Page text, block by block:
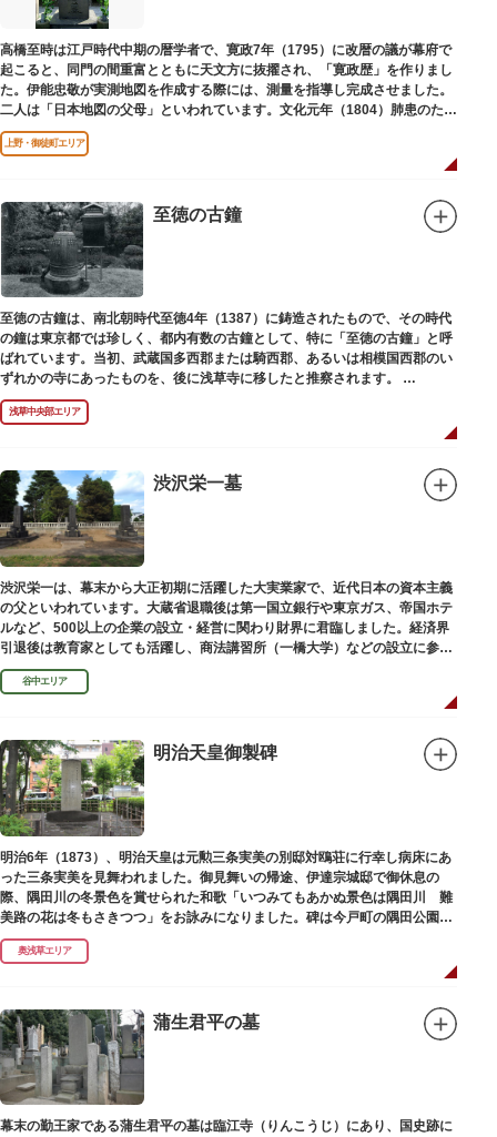
高橋至時は江戸時代中期の暦学者で、寛政7年（1795）に改暦の議が幕府で
起こると、同門の間重富とともに天文方に抜擢され、「寛政歴」を作りまし
た。伊能忠敬が実測地図を作成する際には、測量を指導し完成させました。
二人は「日本地図の父母」といわれています。文化元年（1804）肺患のため
没しました。お墓は源空寺（げんくうじ）にあります。
上野・御徒町エリア
至徳の古鐘
至徳の古鐘は、南北朝時代至徳4年（1387）に鋳造されたもので、その時代
の鐘は東京都では珍しく、都内有数の古鐘として、特に「至徳の古鐘」と呼
ばれています。当初、武蔵国多西郡または騎西郡、あるいは相模国西郡のい
ずれかの寺にあったものを、後に浅草寺に移したと推察されます。
現在は、五重塔北側の絵馬堂内に保管されています。絵馬堂は通常非公開と
なっていますが、不定期で行われる「伝法院庭園拝観と絵馬展」が開催され
浅草中央部エリア
渋沢栄一墓
渋沢栄一は、幕末から大正初期に活躍した大実業家で、近代日本の資本主義
の父といわれています。大蔵省退職後は第一国立銀行や東京ガス、帝国ホテ
ルなど、500以上の企業の設立・経営に関わり財界に君臨しました。経済界
引退後は教育家としても活躍し、商法講習所（一橋大学）などの設立に参画
しました。お墓は谷中霊園にあります。
谷中エリア
明治天皇御製碑
明治6年（1873）、明治天皇は元勲三条実美の別邸対鴎荘に行幸し病床にあ
った三条実美を見舞われました。御見舞いの帰途、伊達宗城邸で御休息の
際、隅田川の冬景色を賞せられた和歌「いつみてもあかぬ景色は隅田川 難
美路の花は冬もさきつつ」をお詠みになりました。碑は今戸町の隅田公園内
にあります。
奥浅草エリア
蒲生君平の墓
幕末の勤王家である蒲生君平の墓は臨江寺（りんこうじ）にあり、国史跡に